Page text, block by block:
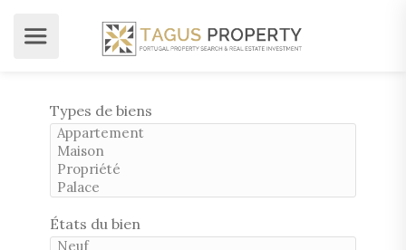
Types de biens
États du bien